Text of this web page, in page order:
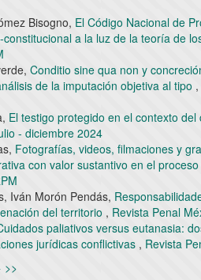
Bisogno, El Código Nacional de
a la luz de la teoría de
Conditio sine qua non y
de la imputación objetiva al tipo ,
El testigo protegido en el contexto
- diciembre 2024
Fotografías, videos, filmaciones y
con valor sustantivo en el
Iván Morón Pendás,
del territorio , Revista Penal
paliativos versus eutanasia:
jurídicas conflictivas , Revista
>>